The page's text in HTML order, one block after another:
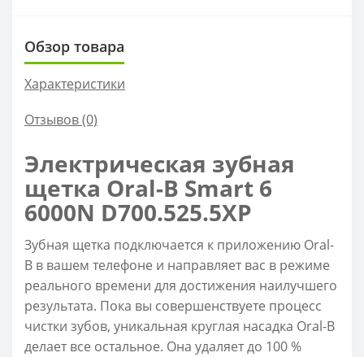
Обзор товара
Характеристики
Отзывов (0)
Электрическая зубная
щетка Oral-B Smart 6
6000N D700.525.5XP
Зубная щетка подключается к приложению Oral-
B в вашем телефоне и направляет вас в режиме
реального времени для достижения наилучшего
результата. Пока вы совершенствуете процесс
чистки зубов, уникальная круглая насадка Oral-B
делает все остальное. Она удаляет до 100 %